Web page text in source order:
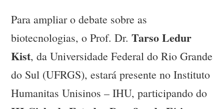
Para ampliar o debate sobre as
biotecnologias, o Prof. Dr.Tarso Ledur
Kist, da Universidade Federal do Rio Grande
do Sul (UFRGS), estará presente no Instituto
Humanitas Unisinos – IHU, participando do